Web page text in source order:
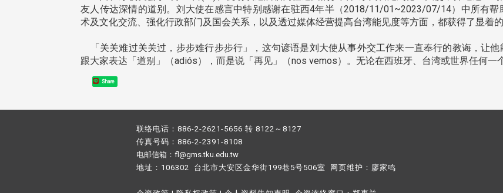
友人传达深情的道别。刘大使在感言中特别感谢在驻西4年半（2018/11/01~2023/07/14）中所有
术及文化交流、强化行政部门及国会关系，以及透过媒体经营提高台湾能见度等方面，都获得了显着的
「关关难过关关过，步步难行步步行」，这句谚语是刘大使从事外交工作来一直奉行的教诲，让
跟大家表达「道别」（adiós），而是说「再见」（nos vemos）。无论在西班牙、台湾或世界任何一
Share
联络电话：886-2-2621-5656 转 8122～8127
传真号码：886-2-2391-8108
电邮信箱：fl@gms.tku.edu.tw
地址：106302 台北市大安区金华街199巷5号506室 网页维护： 廖家鸣​